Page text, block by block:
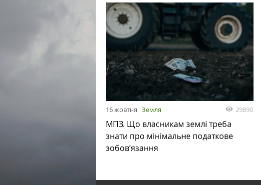
16 жовтня Земля 29890
МПЗ. Що власникам землі треба
знати про мінімальне податкове
зобов’язання